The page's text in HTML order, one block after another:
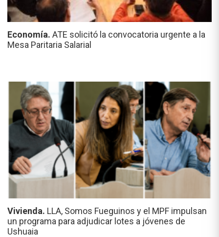
Economía. ATE solicitó la convocatoria urgente a la
Mesa Paritaria Salarial
Vivienda. LLA, Somos Fueguinos y el MPF impulsan
un programa para adjudicar lotes a jóvenes de
Ushuaia